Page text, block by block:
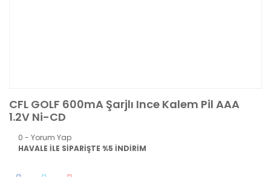
CFL GOLF 600mA Şarjlı Ince Kalem Pil AAA
1.2V Ni-CD
0 - Yorum Yap
HAVALE İLE SİPARİŞTE %5 İNDİRİM